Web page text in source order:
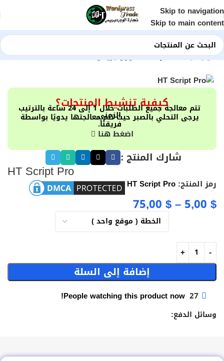
Skip to navigation
Skip to main content
الرئيسيةShopإضافات ووردبريس
كيفية تنشيط المنتجات؟تتم معالجة جميع الطلبات خلال 1 إلى 24 ساعة بالترتيب
الزمني
يرجى التحلي بالصبر حيث تتم معالجتها يدويًا بواسطة
فريقنا.
اضغط هنا
شارك المنتج :
HT Script Pro
رمز المنتج: HT Script Pro
5,00$
–
75,00$
إضافة إلى السلة
27
People watching this product now!
وسائل الدفع: